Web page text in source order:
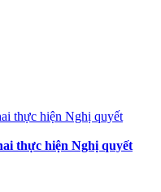
hỗ trợ học phí, hỗ trợ
vực giáo dục, đào tạo
thực hiện Nghị quyết